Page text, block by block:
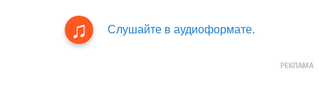
Слушайте в аудиоформате.